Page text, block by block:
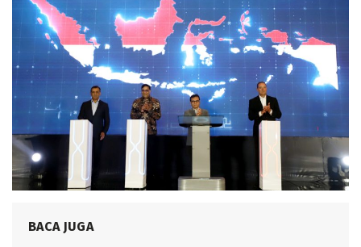
BACA JUGA